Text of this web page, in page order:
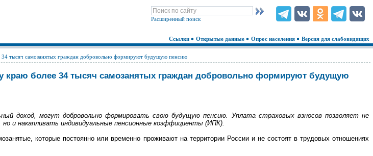
Расширенный поиск
Ссылки Открытые данные Опрос населения Версия для слабовидящих
тысяч самозанятых граждан добровольно формируют будущую пенсию
краю более 34 тысяч самозанятых граждан добровольно формируют будущую
доход, могут добровольно формировать свою будущую пенсию. Уплата страховых взносов позволяет не
и накапливать индивидуальные пенсионные коэффициенты (ИПК).
которые постоянно или временно проживают на территории России и не состоят в трудовых отношениях